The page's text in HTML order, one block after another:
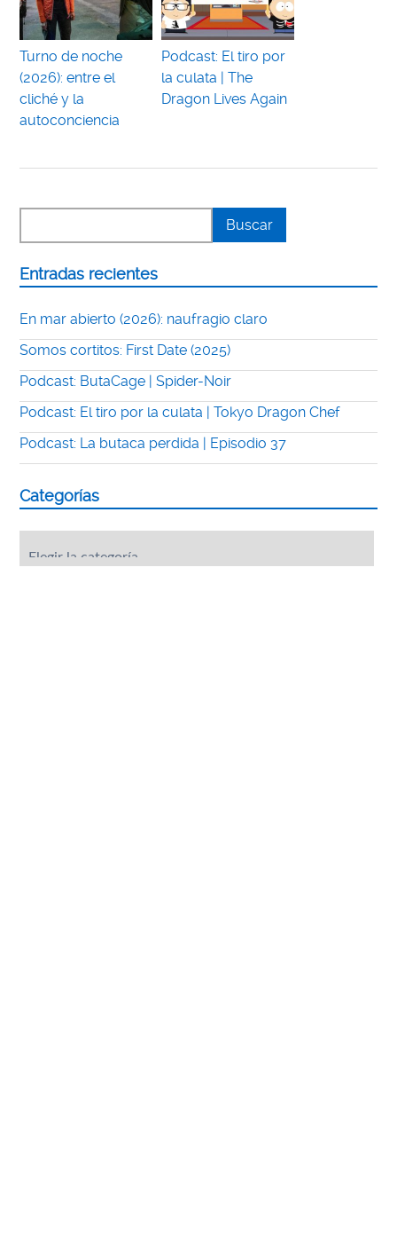
Turno de noche
(2026): entre el
cliché y la
autoconciencia
Podcast: El tiro por
la culata | The
Dragon Lives Again
Entradas recientes
En mar abierto (2026): naufragio claro
Somos cortitos: First Date (2025)
Podcast: ButaCage | Spider-Noir
Podcast: El tiro por la culata | Tokyo Dragon Chef
Podcast: La butaca perdida | Episodio 37
Categorías